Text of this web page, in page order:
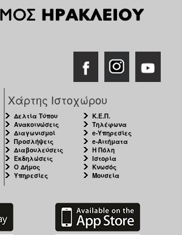
Χάρτης Ιστοχώρου
Δελτία Τύπου
Ανακοινώσεις
Διαγωνισμοί
Προσλήψεις
Διαβουλεύσεις
Εκδηλώσεις
Ο Δήμος
Υπηρεσίες
Κ.Ε.Π.
Τηλέφωνα
e-Υπηρεσίες
e-Αιτήματα
Η Πόλη
Ιστορία
Κνωσός
Μουσεία